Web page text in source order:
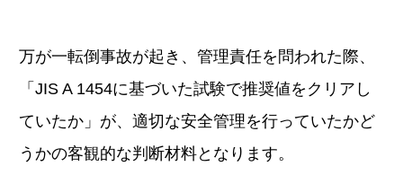
万が一転倒事故が起き、管理責任を問われた際、
「JIS A 1454に基づいた試験で推奨値をクリアし
ていたか」が、適切な安全管理を行っていたかど
うかの客観的な判断材料となります。